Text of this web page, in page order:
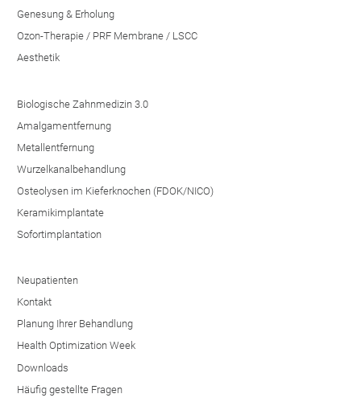
Genesung & Erholung
Ozon-Therapie / PRF Membrane / LSCC
Aesthetik
Biologische Zahnmedizin 3.0
Amalgamentfernung
Metallentfernung
Wurzelkanalbehandlung
Osteolysen im Kieferknochen (FDOK/NICO)
Keramikimplantate
Sofortimplantation
Neupatienten
Kontakt
Planung Ihrer Behandlung
Health Optimization Week
Downloads
Häufig gestellte Fragen